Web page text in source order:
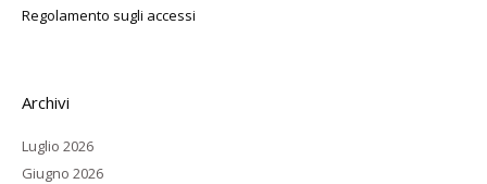
Regolamento sugli accessi
Archivi
Luglio 2026
Giugno 2026